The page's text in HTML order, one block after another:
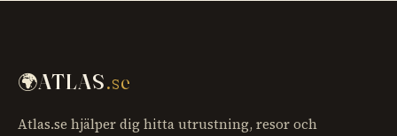
🌍ATLAS.se
Atlas.se hjälper dig hitta utrustning, resor och